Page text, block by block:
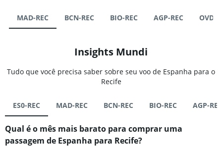
MAD-REC BCN-REC BIO-REC AGP-REC OVD-
Insights Mundi
Tudo que você precisa saber sobre seu voo de Espanha para o
Recife
ES0-REC MAD-REC BCN-REC BIO-REC AGP-REC
Qual é o mês mais barato para comprar uma
passagem de Espanha para Recife?